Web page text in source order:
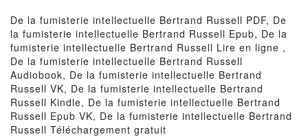
De la fumisterie intellectuelle Bertrand Russell PDF, De
la fumisterie intellectuelle Bertrand Russell Epub, De la
fumisterie intellectuelle Bertrand Russell Lire en ligne ,
De la fumisterie intellectuelle Bertrand Russell
Audiobook, De la fumisterie intellectuelle Bertrand
Russell VK, De la fumisterie intellectuelle Bertrand
Russell Kindle, De la fumisterie intellectuelle Bertrand
Russell Epub VK, De la fumisterie intellectuelle Bertrand
Russell Téléchargement gratuit